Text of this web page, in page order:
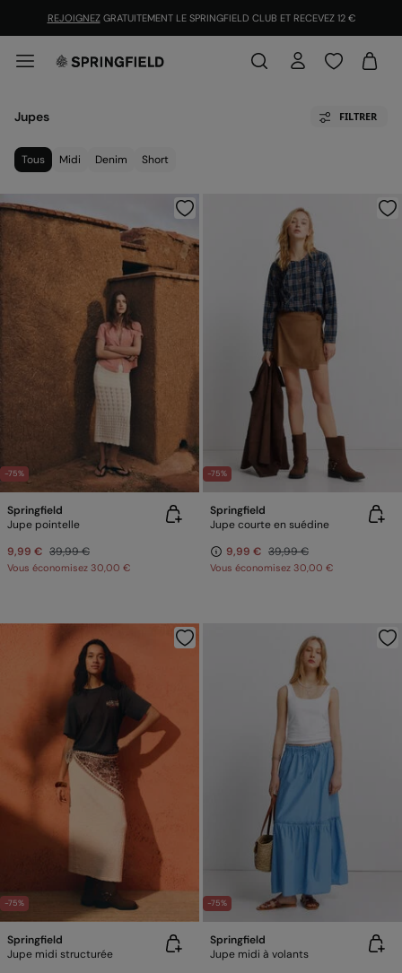
REJOIGNEZGRATUITEMENT LE SPRINGFIELD CLUB ET RECEVEZ 12 €
Jupes FILTRER
Tous Midi Denim Short
-75%
Springfield
Jupe pointelle
9,99 € 39,99 €
Vous économisez 30,00 €
-75%
Springfield
Jupe courte en suédine
9,99 € 39,99 €
Vous économisez 30,00 €
-75%
Springfield
Jupe midi structurée
-75%
Springfield
Jupe midi à volants